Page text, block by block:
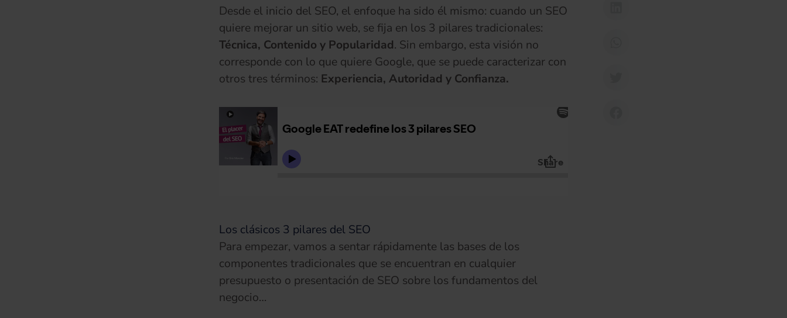
Desde el inicio del SEO, el enfoque ha sido él mismo: cuando un SEO
quiere mejorar un sitio web, se fija en los 3 pilares tradicionales:
Técnica, Contenido y Popularidad. Sin embargo, esta visión no
corresponde con lo que quiere Google, que se puede caracterizar con
otros tres términos: Experiencia, Autoridad y Confianza.
Los clásicos 3 pilares del SEO
Para empezar, vamos a sentar rápidamente las bases de los
componentes tradicionales que se encuentran en cualquier
presupuesto o presentación de SEO sobre los fundamentos del
negocio…